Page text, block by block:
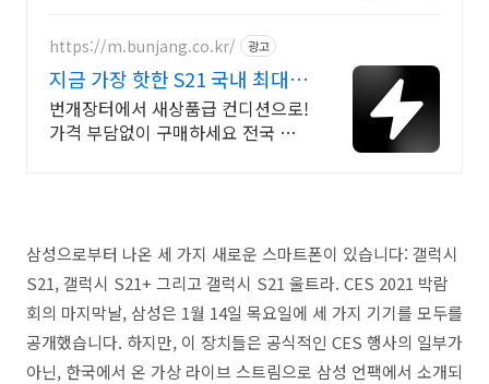
https://m.bunjang.co.kr/ 광고
지금 가장 핫한 S21 국내 최대
브랜드 중고거래
번개장터에서 새상품급 컨디션으로!
가격 부담없이 구매하세요 전국 각
삼성으로부터 나온 세 가지 새로운 스마트폰이 있습니다: 갤럭시
S21, 갤럭시 S21+ 그리고 갤럭시 S21 울트라. CES 2021 박람
회의 마지막날, 삼성은 1월 14일 목요일에 세 가지 기기를 모두를
공개했습니다. 하지만, 이 장치들은 공식적인 CES 행사의 일부가
아닌, 한국에서 온 가상 라이브 스트림으로 삼성 언팩에서 소개되